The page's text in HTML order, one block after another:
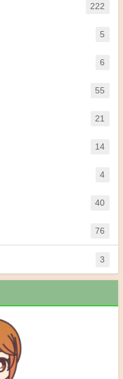
222
5
6
55
21
14
4
40
76
3